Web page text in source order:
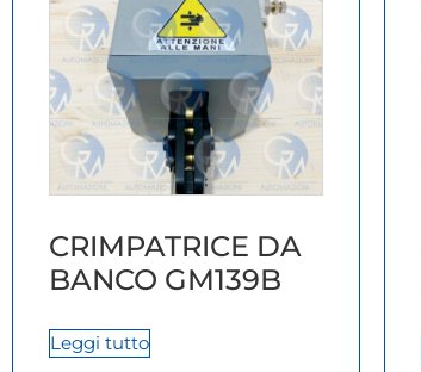
CRIMPATRICE DA
BANCO GM139B
Leggi tutto